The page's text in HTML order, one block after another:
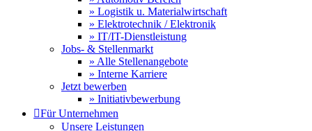
» Logistik u. Materialwirtschaft
» Elektrotechnik / Elektronik
» IT/IT-Dienstleistung
Jobs- & Stellenmarkt
» Alle Stellenangebote
» Interne Karriere
Jetzt bewerben
» Initiativbewerbung
Für Unternehmen
Unsere Leistungen